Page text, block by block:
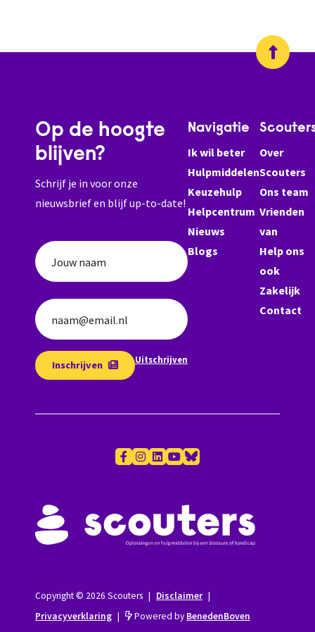
Op de hoogte
blijven?
Schrijf je in voor onze
nieuwsbrief en blijf up-to-date!
Jouw naam
naam@email.nl
Inschrijven Uitschrijven
Navigatie
Ik wil beter
Hulpmiddelen
Keuzehulp
Helpcentrum
Nieuws
Blogs
Over
Scouters
Ons team
Vrienden
van
Help ons
ook
Zakelijk
Contact
Copyright © 2026 Scouters | Disclaimer |
Privacyverklaring | Powered by BenedenBoven